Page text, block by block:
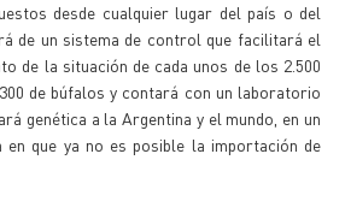
desde cualquier lugar del país o del
de un sistema de control que facilitará el
de la situación de cada unos de los 2.500
de búfalos y contará con un laboratorio
genética a la Argentina y el mundo, en un
que ya no es posible la importación de